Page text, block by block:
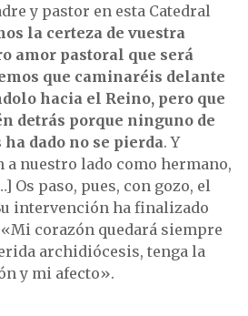
y pastor en esta Catedral
la certeza de vuestra
amor pastoral que será
que caminaréis delante
hacia el Reino, pero que
detrás porque ninguno de
dado no se pierda. Y
nuestro lado como hermano,
Os paso, pues, con gozo, el
intervención ha finalizado
corazón quedará siempre
archidiócesis, tenga la
y mi afecto».